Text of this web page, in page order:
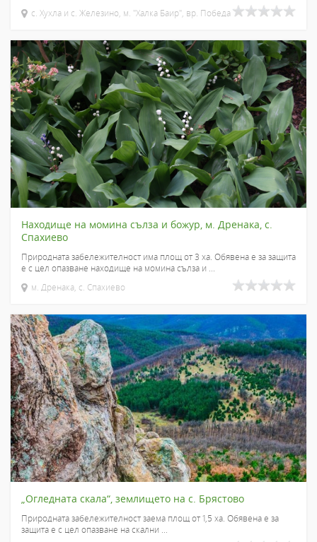
с. Хухла и с. Железино, м. "Халка Баир", вр. Победа
Находище на момина сълза и божур, м. Дренака, с.
Спахиево
Природната забележителност има площ от 3 ха. Обявена е за защита
е с цел опазване находище на момина сълза и ...
м. Дренака, с. Спахиево
„Огледната скала“, землището на с. Брястово
Природната забележителност заема площ от 1,5 ха. Обявена е за
защита е с цел опазване на скални ...